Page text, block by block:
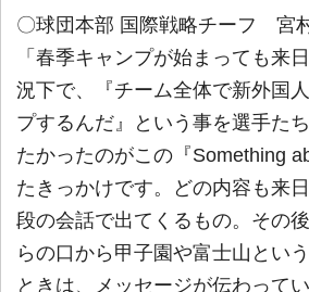
〇球団本部 国際戦略チーフ 宮
「春季キャンプが始まっても来
況下で、『チーム全体で新外国
プするんだ』という事を選手た
たかったのがこの『Something
たきっかけです。どの内容も来
段の会話で出てくるもの。その
らの口から甲子園や富士山とい
ときは、メッセージが伝わって